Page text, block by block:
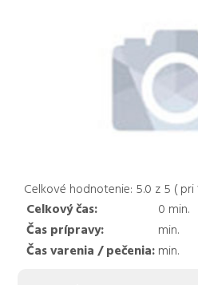
Celkové hodnotenie: 5.0 z 5 ( pri
Celkový čas:
0 min.
Čas prípravy:
min.
Čas varenia / pečenia: min.